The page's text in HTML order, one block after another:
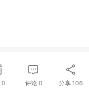
0 评论 0 分享 106